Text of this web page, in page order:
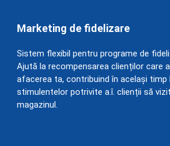
Marketing de fidelizare
Sistem flexibil pentru programe de
Ajută la recompensarea clienților care
afacerea ta, contribuind în același timp
stimulentelor potrivite a.î. clienții să
magazinul.